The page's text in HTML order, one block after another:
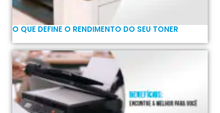
O QUE DEFINE O RENDIMENTO DO SEU TONER